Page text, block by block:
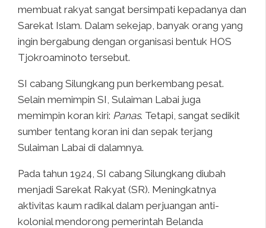
membuat rakyat sangat bersimpati kepadanya dan
Sarekat Islam. Dalam sekejap, banyak orang yang
ingin bergabung dengan organisasi bentuk HOS
Tjokroaminoto tersebut.
SI cabang Silungkang pun berkembang pesat.
Selain memimpin SI, Sulaiman Labai juga
memimpin koran kiri: Panas. Tetapi, sangat sedikit
sumber tentang koran ini dan sepak terjang
Sulaiman Labai di dalamnya.
Pada tahun 1924, SI cabang Silungkang diubah
menjadi Sarekat Rakyat (SR). Meningkatnya
aktivitas kaum radikal dalam perjuangan anti-
kolonial mendorong pemerintah Belanda